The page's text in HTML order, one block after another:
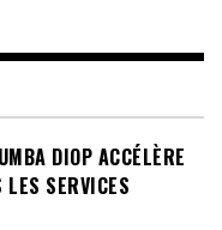
DIOP ACCÉLÈRE
LES SERVICES